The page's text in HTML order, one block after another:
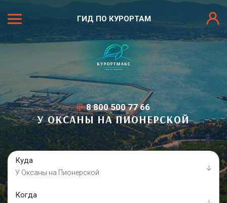
ГИД ПО КУРОРТАМ
8 800 500 77 66
У ОКСАНЫ НА ПИОНЕРСКОЙ
Куда
У Оксаны на Пионерской
Когда